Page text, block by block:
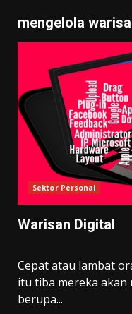
mengelola
Sektor Personal
Warisan Digital
Cepat atau lambat
itu tiba mereka
berupa...